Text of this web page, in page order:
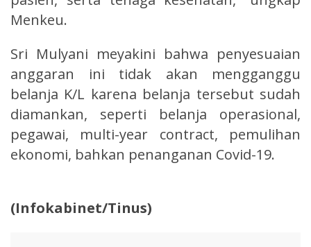
Menkeu.
Sri Mulyani meyakini bahwa penyesuaian
anggaran ini tidak akan mengganggu
belanja K/L karena belanja tersebut sudah
diamankan, seperti belanja operasional,
pegawai, multi-year contract, pemulihan
ekonomi, bahkan penanganan Covid-19.
(Infokabinet/Tinus)